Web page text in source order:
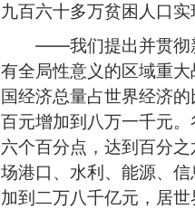
九百六十多万贫困人口
——我们提出并贯彻
有全局性意义的区域重
国经济总量占世界经济
百元增加到八万一千元
六个百分点，达到百分
场港口、水利、能源、
加到二万八千亿元，居